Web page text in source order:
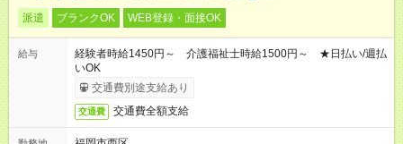
派遣 ブランクOK WEB登録・面接OK
給与
経験者時給1450円～ 介護福祉士時給1500円～ ★日払い/週払
いOK
交通費別途支給あり
交通費 交通費全額支給